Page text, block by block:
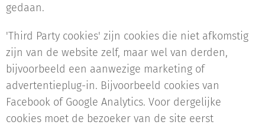
gedaan.
'Third Party cookies' zijn cookies die niet afkomstig
zijn van de website zelf, maar wel van derden,
bijvoorbeeld een aanwezige marketing of
advertentieplug-in. Bijvoorbeeld cookies van
Facebook of Google Analytics. Voor dergelijke
cookies moet de bezoeker van de site eerst